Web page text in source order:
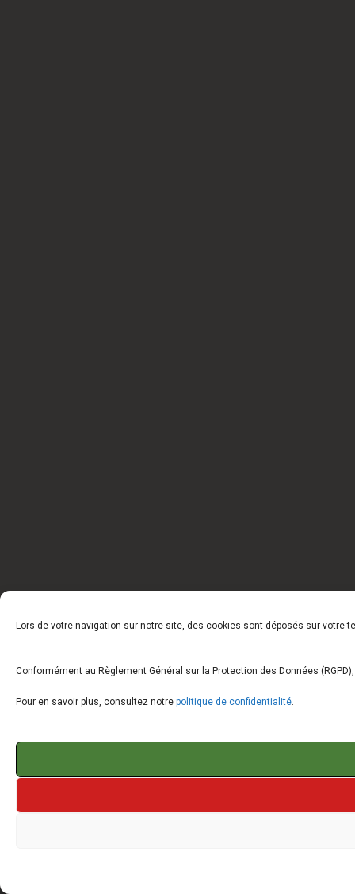
Lors de votre navigation sur notre site, des cookies sont déposés sur votre
Conformément au Règlement Général sur la Protection des Données
Pour en savoir plus, consultez notre politique de confidentialité.